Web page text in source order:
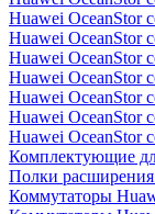
Huawei OceanStor
Huawei OceanStor
Huawei OceanStor
Huawei OceanStor
Huawei OceanStor
Huawei OceanStor
Huawei OceanStor
Комплектующие
Полки
Коммутаторы